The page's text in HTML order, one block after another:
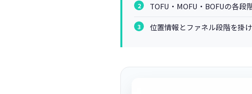
TOFU・MOFU・BOFUの各段
位置情報とファネル段階を掛